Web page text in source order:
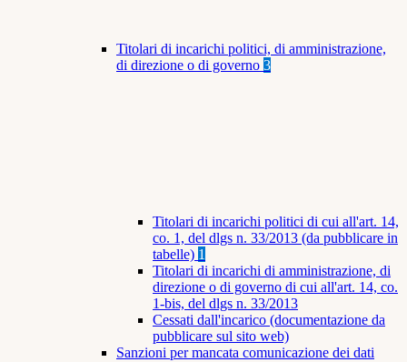
Titolari di incarichi politici, di amministrazione,
di direzione o di governo 3
Titolari di incarichi politici di cui all'art. 14,
co. 1, del dlgs n. 33/2013 (da pubblicare in
tabelle) 1
Titolari di incarichi di amministrazione, di
direzione o di governo di cui all'art. 14, co.
1-bis, del dlgs n. 33/2013
Cessati dall'incarico (documentazione da
pubblicare sul sito web)
Sanzioni per mancata comunicazione dei dati